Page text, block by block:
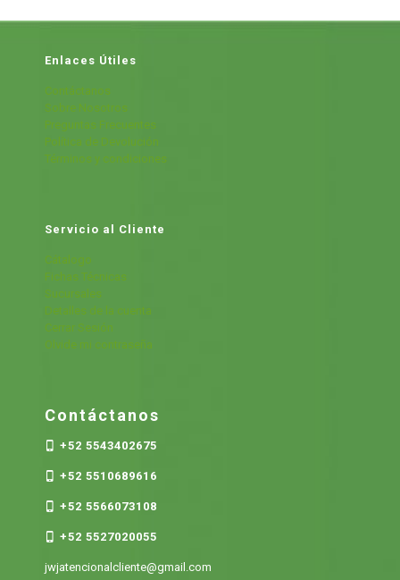
$170.00
Enlaces Útiles
Contáctanos
Sobre Nosotros
Preguntas Frecuentes
Política de Devolución
Términos y condiciones
Servicio al Cliente
Cátalogo
Fichas Técnicas
Sucursales
Detalles de la cuenta
Cerrar Sesión
Olvide mi contraseña
Contáctanos
+52 5543402675
+52 5510689616
+52 5566073108
+52 5527020055
jwjatencionalcliente@gmail.com